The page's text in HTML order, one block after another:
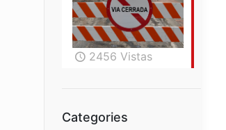
2456 Vistas
Categories